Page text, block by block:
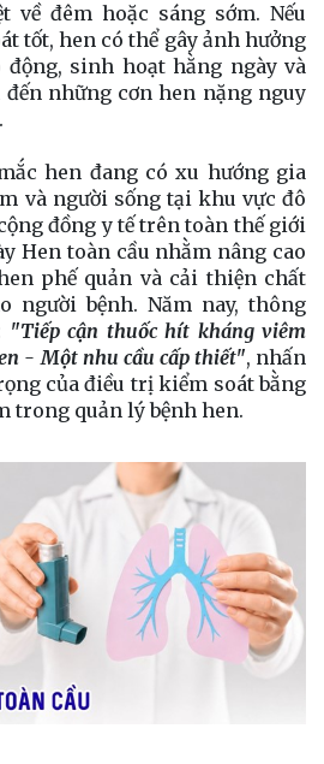
về đêm hoặc sáng sớm. Nếu
tốt, hen có thể gây ảnh hưởng
sinh hoạt hằng ngày và
những cơn hen nặng nguy
hen đang có xu hướng gia
và người sống tại khu vực đô
đồng y tế trên toàn thế giới
Hen toàn cầu nhằm nâng cao
phế quản và cải thiện chất
người bệnh. Năm nay, thông
"Tiếp cận thuốc hít kháng viêm
- Một nhu cầu cấp thiết", nhấn
của điều trị kiểm soát bằng
trong quản lý bệnh hen.